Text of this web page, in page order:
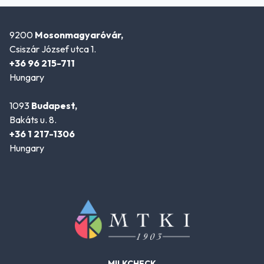
9200 Mosonmagyaróvár,
Csiszár József utca 1.
+36 96 215-711
Hungary
1093 Budapest,
Bakáts u. 8.
+36 1 217-1306
Hungary